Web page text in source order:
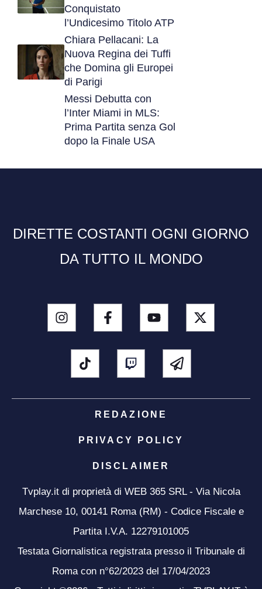
Conquistato
l’Undicesimo Titolo ATP
Chiara Pellacani: La
Nuova Regina dei Tuffi
che Domina gli Europei
di Parigi
Messi Debutta con
l’Inter Miami in MLS:
Prima Partita senza Gol
dopo la Finale USA
DIRETTE COSTANTI OGNI GIORNO
DA TUTTO IL MONDO
REDAZIONE
PRIVACY POLICY
DISCLAIMER
Tvplay.it di proprietà di WEB 365 SRL - Via Nicola
Marchese 10, 00141 Roma (RM) - Codice Fiscale e
Partita I.V.A. 12279101005
Testata Giornalistica registrata presso il Tribunale di
Roma con n°62/2023 del 17/04/2023